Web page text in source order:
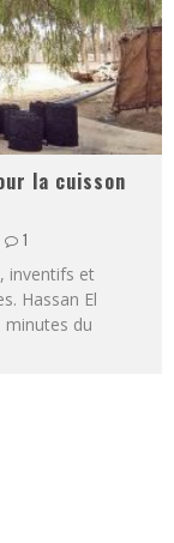
la cuisson
1
inventifs et
Hassan El
minutes du